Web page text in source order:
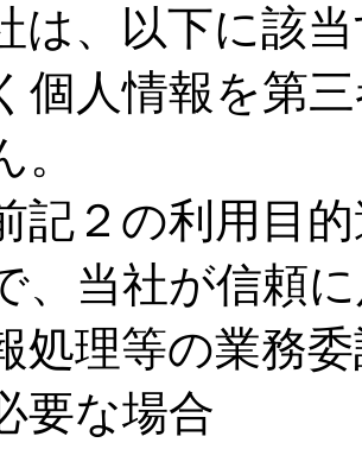
は、以下に該
個人情報を第
。
記２の利用目
、当社が信頼
処理等の業務
要な場合